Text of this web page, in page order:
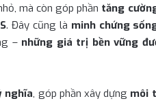
mà còn góp phần tăng
. Đây cũng là minh chứng
– những giá trị bền vững
nghĩa, góp phần xây dựng môi